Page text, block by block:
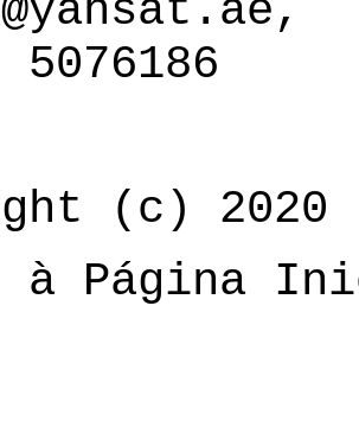
,
5076186
(c) 2020
à Página